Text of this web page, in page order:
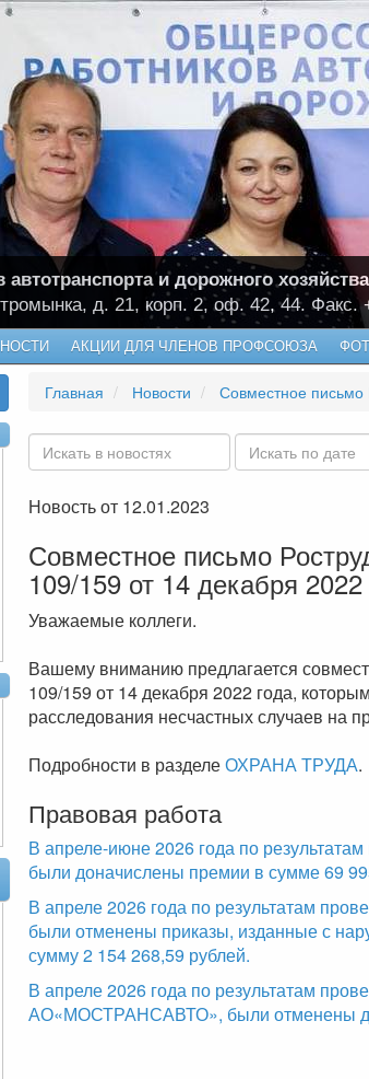
и дорожного
д. 21, корп. 2, оф. 42, 44.
АКЦИИ ДЛЯ ЧЛЕНОВ ПРОФСОЮЗА
Главная Новости Совместное письмо
Новость от 12.01.2023
Совместное письмо
109/159 от 14 декабря 2022
Уважаемые коллеги.
Вашему вниманию предлагается
109/159 от 14 декабря 2022 года,
расследования несчастных случаев на
Подробности в разделеОХРАНА ТРУДА.
Правовая работа
В апреле-июне 2026 года по
были доначислены премии в сумме 69
В апреле 2026 года по результатам
были отменены приказы, изданные с
сумму 2 154 268,59 рублей.
В апреле 2026 года по результатам
АО«МОСТРАНСАВТО», были отменены